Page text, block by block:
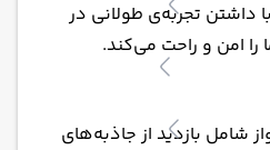
داشتن تجربه‌ی طولانی در
امن و راحت می‌کند.
شامل بازدید از جاذبه‌های